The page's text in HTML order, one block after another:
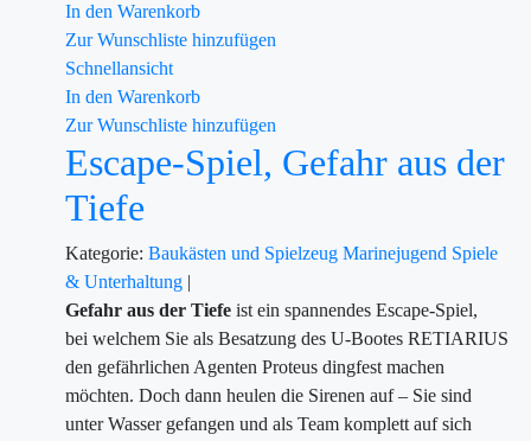
In den Warenkorb
Zur Wunschliste hinzufügen
Schnellansicht
In den Warenkorb
Zur Wunschliste hinzufügen
Escape-Spiel, Gefahr aus der
Tiefe
Kategorie: Baukästen und Spielzeug Marinejugend Spiele
& Unterhaltung |
Gefahr aus der Tiefe ist ein spannendes Escape-Spiel,
bei welchem Sie als Besatzung des U-Bootes RETIARIUS
den gefährlichen Agenten Proteus dingfest machen
möchten. Doch dann heulen die Sirenen auf – Sie sind
unter Wasser gefangen und als Team komplett auf sich